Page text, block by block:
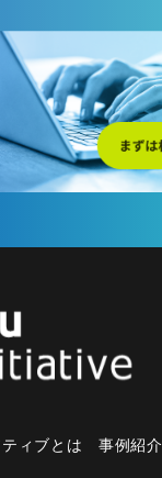
ィブとは 事例紹介